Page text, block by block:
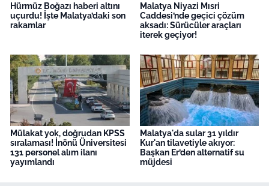
Hürmüz Boğazı haberi altını
uçurdu! İşte Malatya’daki son
rakamlar
Malatya Niyazi Mısri
Caddesi’nde geçici çözüm
aksadı: Sürücüler araçları
iterek geçiyor!
Mülakat yok, doğrudan KPSS
sıralaması! İnönü Üniversitesi
131 personel alım ilanı
yayımlandı
Malatya'da sular 31 yıldır
Kur'an tilavetiyle akıyor:
Başkan Er’den alternatif su
müjdesi